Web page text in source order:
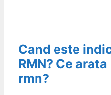
Cand este
RMN? Ce
rmn?